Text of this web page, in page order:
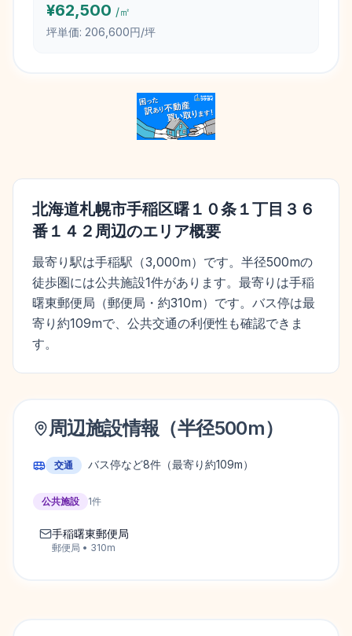
¥62,500 /㎡
坪単価: 206,600円/坪
北海道札幌市手稲区曙１０条１丁目３６
番１４２ 周辺のエリア概要
最寄り駅は手稲駅（3,000m）です。半径500mの
徒歩圏には公共施設1件があります。最寄りは手稲
曙東郵便局（郵便局・約310m）です。バス停は最
寄り約109mで、公共交通の利便性も確認できま
す。
周辺施設情報（半径500m）
交通 バス停など8件 （最寄り約109m）
公共施設 1件
手稲曙東郵便局
郵便局 • 310m